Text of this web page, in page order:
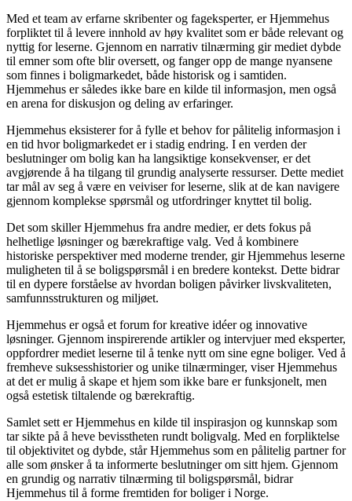
Med et team av erfarne skribenter og fageksperter, er Hjemmehus
forpliktet til å levere innhold av høy kvalitet som er både relevant og
nyttig for leserne. Gjennom en narrativ tilnærming gir mediet dybde
til emner som ofte blir oversett, og fanger opp de mange nyansene
som finnes i boligmarkedet, både historisk og i samtiden.
Hjemmehus er således ikke bare en kilde til informasjon, men også
en arena for diskusjon og deling av erfaringer.
Hjemmehus eksisterer for å fylle et behov for pålitelig informasjon i
en tid hvor boligmarkedet er i stadig endring. I en verden der
beslutninger om bolig kan ha langsiktige konsekvenser, er det
avgjørende å ha tilgang til grundig analyserte ressurser. Dette mediet
tar mål av seg å være en veiviser for leserne, slik at de kan navigere
gjennom komplekse spørsmål og utfordringer knyttet til bolig.
Det som skiller Hjemmehus fra andre medier, er dets fokus på
helhetlige løsninger og bærekraftige valg. Ved å kombinere
historiske perspektiver med moderne trender, gir Hjemmehus leserne
muligheten til å se boligspørsmål i en bredere kontekst. Dette bidrar
til en dypere forståelse av hvordan boligen påvirker livskvaliteten,
samfunnsstrukturen og miljøet.
Hjemmehus er også et forum for kreative idéer og innovative
løsninger. Gjennom inspirerende artikler og intervjuer med eksperter,
oppfordrer mediet leserne til å tenke nytt om sine egne boliger. Ved å
fremheve suksesshistorier og unike tilnærminger, viser Hjemmehus
at det er mulig å skape et hjem som ikke bare er funksjonelt, men
også estetisk tiltalende og bærekraftig.
Samlet sett er Hjemmehus en kilde til inspirasjon og kunnskap som
tar sikte på å heve bevisstheten rundt boligvalg. Med en forpliktelse
til objektivitet og dybde, står Hjemmehus som en pålitelig partner for
alle som ønsker å ta informerte beslutninger om sitt hjem. Gjennom
en grundig og narrativ tilnærming til boligspørsmål, bidrar
Hjemmehus til å forme fremtiden for boliger i Norge.